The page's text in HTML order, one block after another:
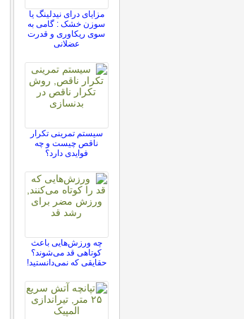
مزایای درای نیدلینگ یا
سوزن خشک : گامی به
سوی ریکاوری و قدرت
عضلانی
سیستم تمرینی تکرار
ناقص چیست و چه
فوایدی دارد؟
چه ورزش‌هایی باعث
کوتاهی قد می‌شوند؟
حقایقی که نمی‌دانستید!